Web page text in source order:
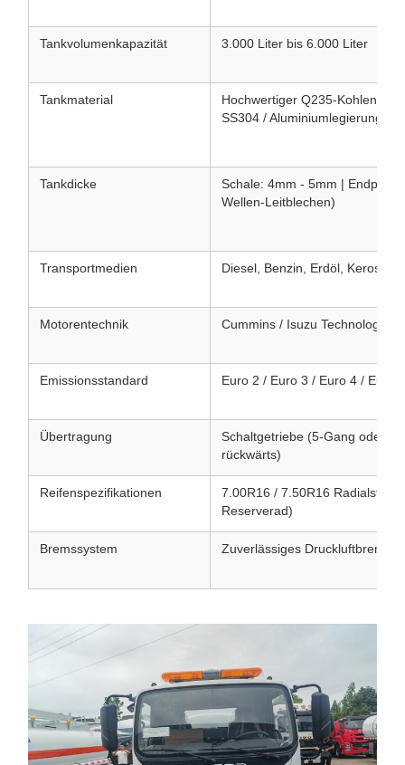
Tankvolumenkapazität 3.000 Liter bis 6.000 Liter
Tankmaterial
Hochwertiger Q235-
SS304 / Aluminiumlegierung)
Tankdicke
Schale: 4mm - 5mm |
Wellen-Leitblechen)
Transportmedien Diesel, Benzin, Erdöl, Kerosin,
Motorentechnik Cummins / Isuzu Technology
Emissionsstandard Euro 2 / Euro 3 / Euro 4 / Euro
Übertragung
Schaltgetriebe (5-Gang oder 6-
rückwärts)
Reifenspezifikationen
7.00R16 / 7.50R16
Reserverad)
Bremssystem Zuverlässiges